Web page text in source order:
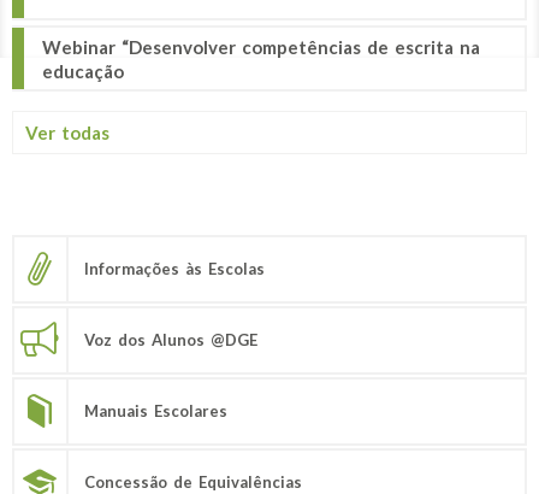
Webinar “Desenvolver competências de escrita na
educação
Ver todas
Informações às Escolas
Voz dos Alunos @DGE
Manuais Escolares
Concessão de Equivalências